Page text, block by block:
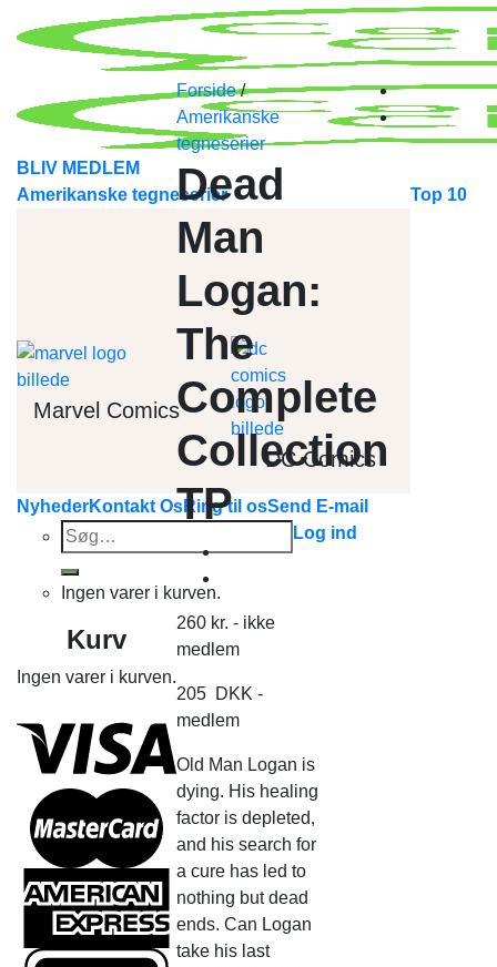
BLIV MEDLEM
Amerikanske tegneserier
Marvel Comics
DC Comics
Top 10
NyhederKontakt OsRing til osSend E-mail
Søg
efter:
Log ind
Ingen varer i kurven.
Kurv
Ingen varer i kurven.
Forside /
Amerikanske
tegneserier
Dead
Man
Logan:
The
Complete
Collection
TP
260 kr. - ikke
medlem
205 DKK -
medlem
Old Man Logan is
dying. His healing
factor is depleted,
and his search for
a cure has led to
nothing but dead
ends. Can Logan
take his last